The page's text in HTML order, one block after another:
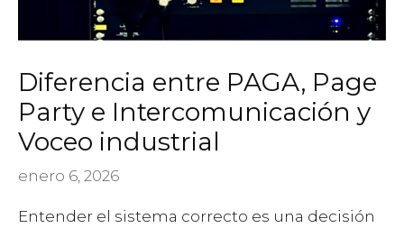
Diferencia entre PAGA, Page
Party e Intercomunicación y
Voceo industrial
enero 6, 2026
Entender el sistema correcto es una decisión